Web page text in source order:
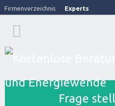
Firmenverzeichnis Experts
Frage